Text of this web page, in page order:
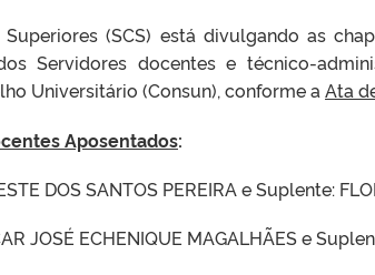
(SCS) está divulgando as
Servidores docentes e técnico-
Universitário (Consun), conforme a Ata
Aposentados:
DOS SANTOS PEREIRA e Suplente:
JOSÉ ECHENIQUE MAGALHÃES e